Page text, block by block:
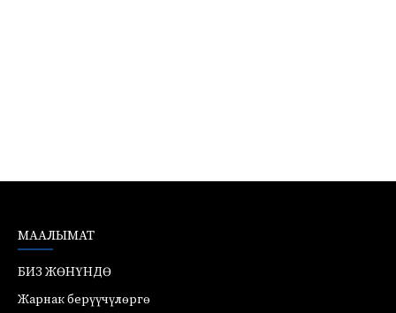
МААЛЫМАТ
БИЗ ЖӨНҮНДӨ
Жарнак берүүчүлөргө